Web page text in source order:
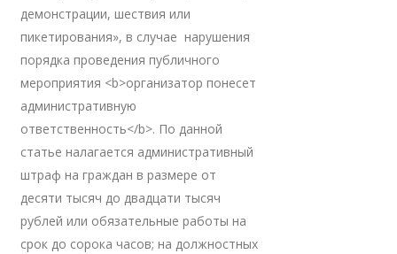
демонстрации, шествия или
пикетирования», в случае нарушения
порядка проведения публичного
мероприятия <b>организатор понесет
административную
ответственность</b>. По данной
статье налагается административный
штраф на граждан в размере от
десяти тысяч до двадцати тысяч
рублей или обязательные работы на
срок до сорока часов; на должностных